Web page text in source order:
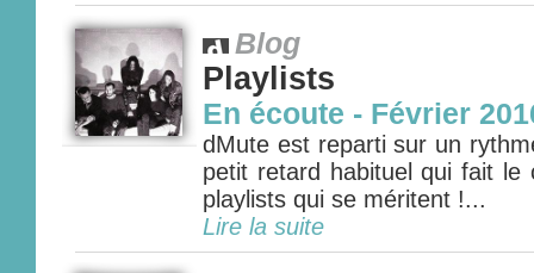
Blog
Playlists
En écoute - Février
dMute est reparti sur un
petit retard habituel qui fait le
playlists qui se méritent !...
Lire la suite